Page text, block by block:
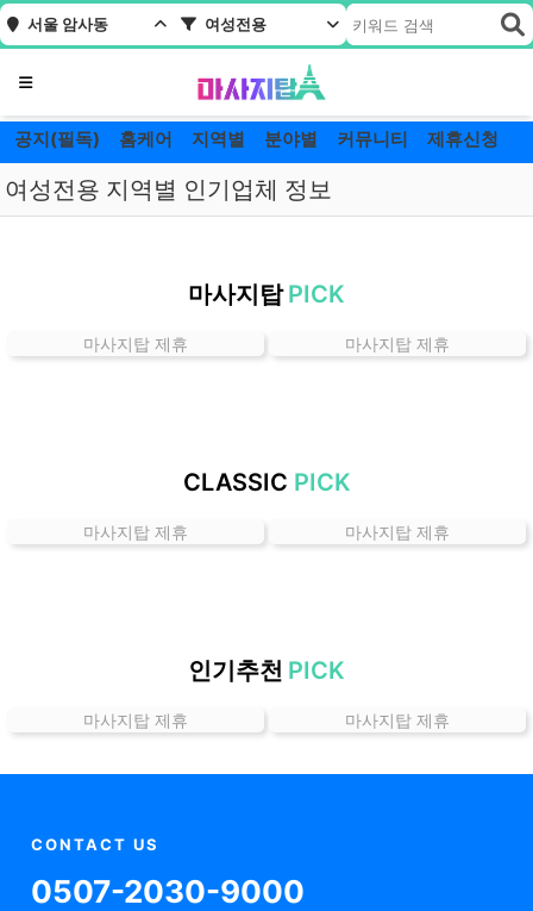
서울 암사동 여성전용
메뉴
공지(필독) 홈케어 지역별 분야별 커뮤니티 제휴신청
여성전용 지역별 인기업체 정보
동
는
할
정
마사지탑 PICK
마사지탑 제휴 마사지탑 제휴
CLASSIC PICK
마사지탑 제휴 마사지탑 제휴
인기추천 PICK
마사지탑 제휴 마사지탑 제휴
CONTACT US
0507-2030-9000